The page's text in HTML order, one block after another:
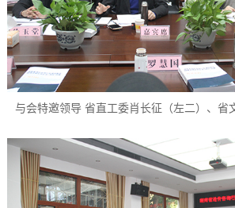
与会特邀领导 省直工委肖长征（左二）、省